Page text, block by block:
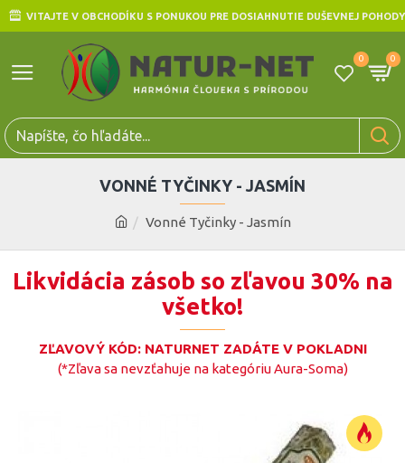
VITAJTE V OBCHODÍKU S PONUKOU PRE DOSIAHNUTIE DUŠEVNEJ POHODY
0 0
Vonné Tyčinky - Jasmín
VONNÉ TYČINKY - JASMÍN
Likvidácia zásob so zľavou 30% na
všetko!
ZĽAVOVÝ KÓD: NATURNET ZADÁTE V POKLADNI
(*Zľava sa nevzťahuje na kategóriu Aura-Soma)